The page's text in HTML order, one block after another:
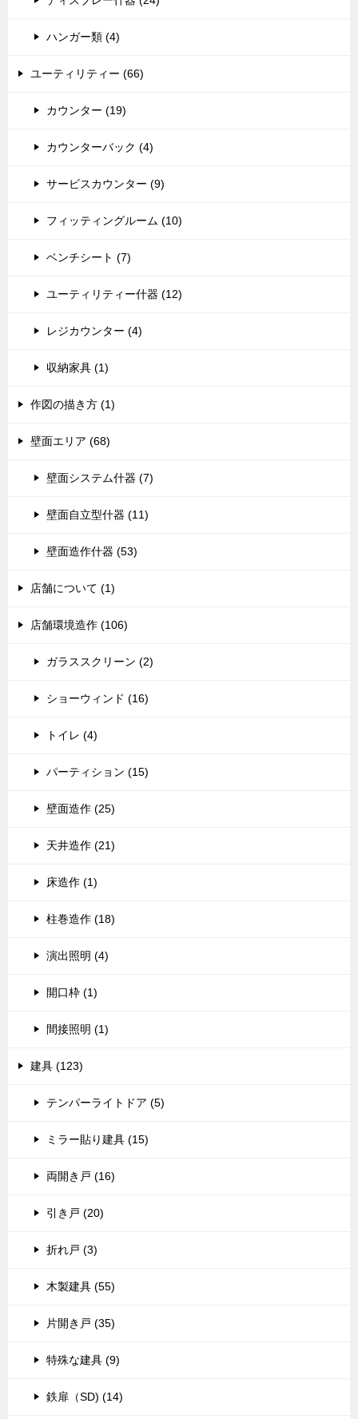
ハンガー類 (4)
ユーティリティー (66)
カウンター (19)
カウンターバック (4)
サービスカウンター (9)
フィッティングルーム (10)
ベンチシート (7)
ユーティリティー什器 (12)
レジカウンター (4)
収納家具 (1)
作図の描き方 (1)
壁面エリア (68)
壁面システム什器 (7)
壁面自立型什器 (11)
壁面造作什器 (53)
店舗について (1)
店舗環境造作 (106)
ガラススクリーン (2)
ショーウィンド (16)
トイレ (4)
パーティション (15)
壁面造作 (25)
天井造作 (21)
床造作 (1)
柱巻造作 (18)
演出照明 (4)
開口枠 (1)
間接照明 (1)
建具 (123)
テンパーライトドア (5)
ミラー貼り建具 (15)
両開き戸 (16)
引き戸 (20)
折れ戸 (3)
木製建具 (55)
片開き戸 (35)
特殊な建具 (9)
鉄扉（SD) (14)